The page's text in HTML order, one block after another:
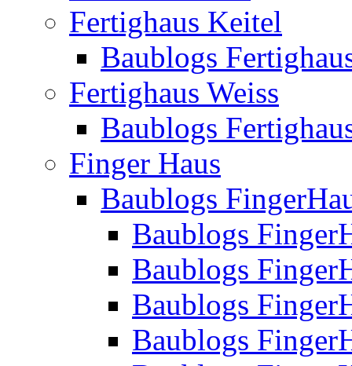
Fertighaus Keitel
Baublogs
Fertighaus Weiss
Baublogs
Finger Haus
Baublogs
Baublogs
Baublogs
Baublogs
Baublogs